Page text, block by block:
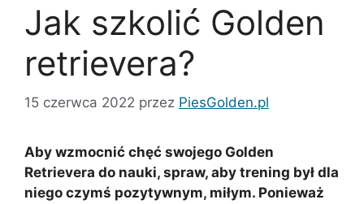
Jak szkolić Golden
retrievera?
15 czerwca 2022 przez PiesGolden.pl
Aby wzmocnić chęć swojego Golden
Retrievera do nauki, spraw, aby trening był dla
niego czymś pozytywnym, miłym. Ponieważ